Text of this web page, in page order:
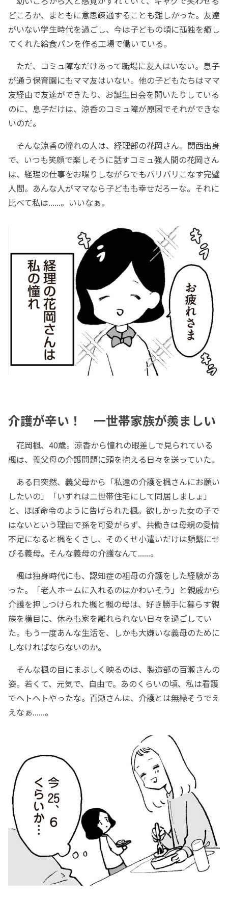
どころか、まともに意思疎通することも難しかった。友達
がいない学生時代を過ごし、今は子どもの頃に孤独を癒し
てくれた給食パンを作る工場で働いている。
ただ、コミュ障なだけあって職場に友人はいない。息子
が通う保育園にもママ友はいない。他の子どもたちはママ
友経由で友達ができたり、お誕生日会を開いたりしている
のに、息子だけは、涼香のコミュ障が原因でそれができな
いのだ。
そんな涼香の憧れの人は、経理部の花岡さん。関西出身
で、いつも笑顔で楽しそうに話すコミュ強人間の花岡さん
は、経理の仕事をお喋りしながらでもバリバリこなす完璧
人間。あんな人がママなら子どもも幸せだろーな。それに
比べて私は......。いいなぁ。
介護が辛い！ 一世帯家族が羨ましい
花岡楓、40歳。涼香から憧れの眼差しで見られている
楓は、義父母の介護問題に頭を抱える日々を送っていた。
ある日突然、義父母から「私達の介護を楓さんにお願い
したいの」「いずれは二世帯住宅にして同居しましょ」
と、ほぼ命令のように告げられた楓。欲しかった女の子で
はないという理由で孫を可愛がらず、共働きは母親の愛情
不足になると楓をくさし、そのくせ小遣いだけは頻繫にせ
びる義母。そんな義母の介護なんて......。
楓は独身時代にも、認知症の祖母の介護をした経験があ
った。「老人ホームに入れるのはかわいそう」と親戚から
介護を押しつけられた楓と楓の母は、好き勝手に暮らす親
族を横目に、休みも家を離れられない日々を過ごしてい
た。もう一度あんな生活を、しかも大嫌いな義母のために
しなければならないのか。
そんな楓の目にまぶしく映るのは、製造部の百瀬さんの
姿。若くて、元気で、自由で。あのくらいの頃、私は看護
でヘトヘトやったな。百瀬さんは、介護とは無縁そうでえ
えなぁ......。